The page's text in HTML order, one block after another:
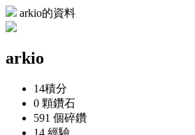
arkio的資料
arkio
14積分
0 顆鑽石
591 個碎鑽
14 經驗